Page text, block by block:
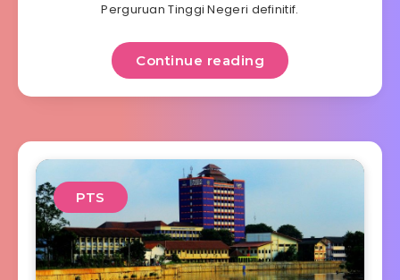
Perguruan Tinggi Negeri definitif.
Continue reading
PTS